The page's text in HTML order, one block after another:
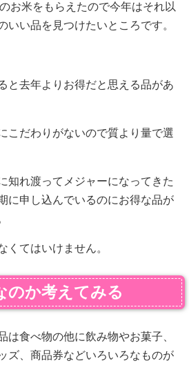
お米をもらえたので今年はそれ以
いい品を見つけたいところです。
と去年よりお得だと思える品があ
こだわりがないので質より量で選
知れ渡ってメジャーになってきた
に申し込んでいるのにお得な品が
くてはいけません。
のか考えてみる
は食べ物の他に飲み物やお菓子、
ズ、商品券などいろいろなものが